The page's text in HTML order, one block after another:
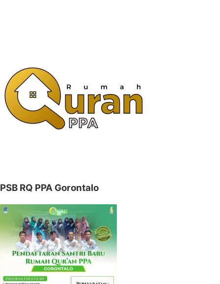
PSB RQ PPA Gorontalo